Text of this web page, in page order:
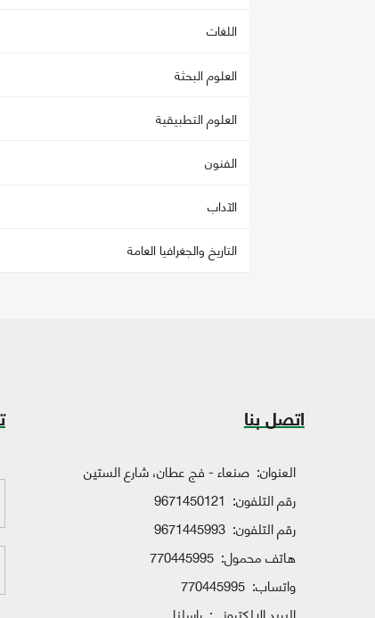
اللغات
العلوم البحثة
العلوم التطبيقية
الفنون
الآداب
التاريخ والجغرافيا العامة
اتصل بنا
العنوان: صنعاء - فج عطان، شارع الستين
رقم التلفون: 9671450121
رقم التلفون: 9671445993
هاتف محمول: 770445995
واتساب: 770445995